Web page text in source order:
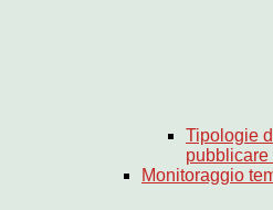
Tipologie
Monitoraggio